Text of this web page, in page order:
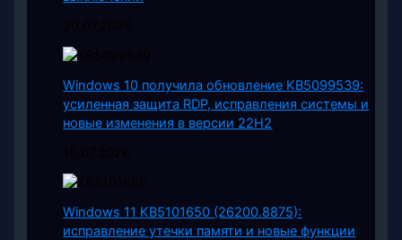
Windows 10 получила обновление KB5099539:
усиленная защита RDP, исправления системы и
новые изменения в версии 22H2
Windows 11 KB5101650 (26200.8875):
исправление утечки памяти и новые функции